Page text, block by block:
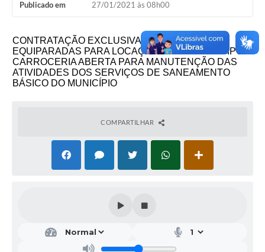
Publicado em 27/01/2021 às 08h00
CONTRATAÇÃO EXCLUSIVA DE ME/EPP OU
EQUIPARADAS PARA LOCAÇÃO DE VEICULO TIPO
CARROCERIA ABERTA PARA MANUTENÇÃO DAS
ATIVIDADES DOS SERVIÇOS DE SANEAMENTO
BÁSICO DO MUNICÍPIO
COMPARTILHAR